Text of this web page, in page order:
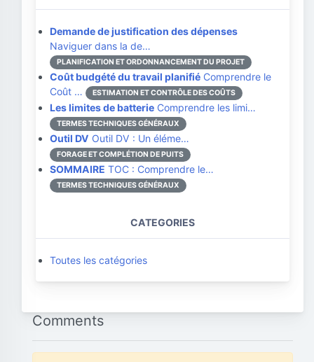
Demande de justification des dépenses
Naviguer dans la de…
PLANIFICATION ET ORDONNANCEMENT DU PROJET
Coût budgété du travail planifié Comprendre le
Coût …
ESTIMATION ET CONTRÔLE DES COÛTS
Les limites de batterie Comprendre les limi…
TERMES TECHNIQUES GÉNÉRAUX
Outil DV Outil DV : Un éléme…
FORAGE ET COMPLÉTION DE PUITS
SOMMAIRE TOC : Comprendre le…
TERMES TECHNIQUES GÉNÉRAUX
CATEGORIES
Toutes les catégories
Comments